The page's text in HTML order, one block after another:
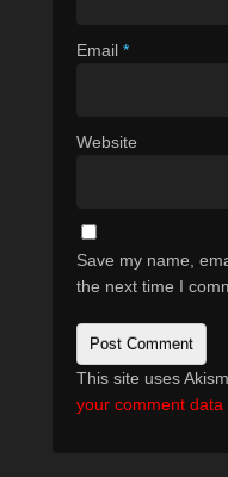
Email *
Website
Save my name,
the next time I
This site uses
your comment data